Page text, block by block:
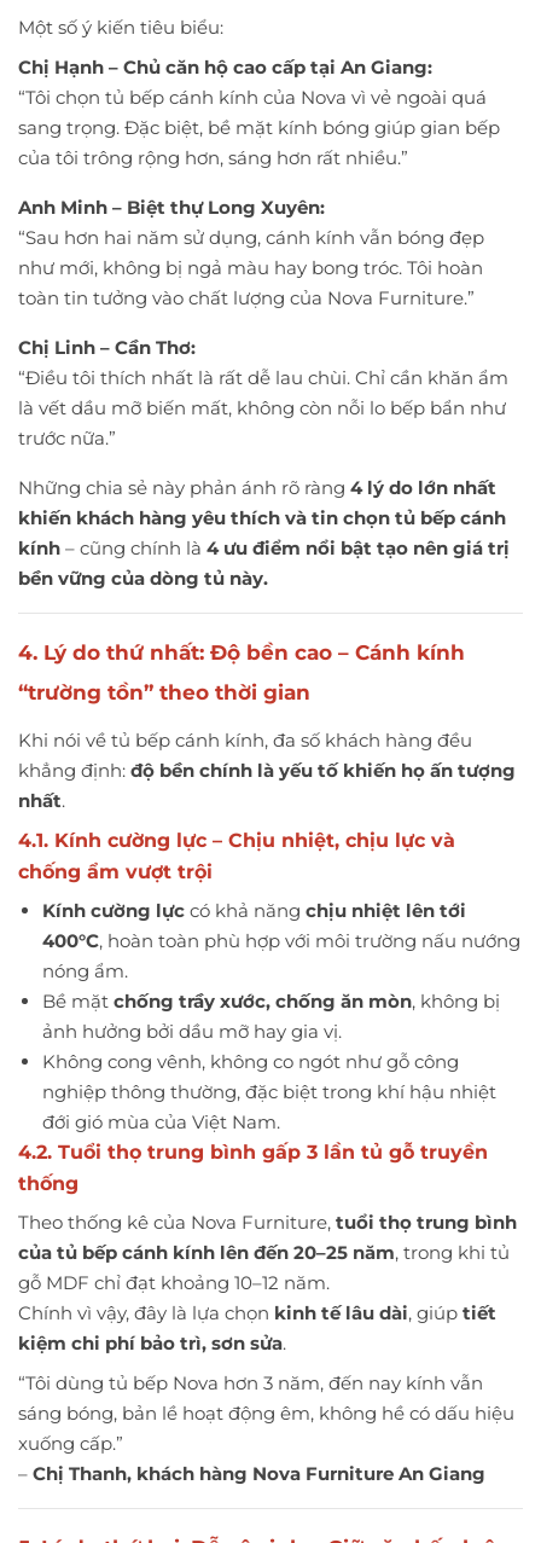
Một số ý kiến tiêu biểu:
Chị Hạnh – Chủ căn hộ cao cấp tại An Giang:
“Tôi chọn tủ bếp cánh kính của Nova vì vẻ ngoài quá
sang trọng. Đặc biệt, bề mặt kính bóng giúp gian bếp
của tôi trông rộng hơn, sáng hơn rất nhiều.”
Anh Minh – Biệt thự Long Xuyên:
“Sau hơn hai năm sử dụng, cánh kính vẫn bóng đẹp
như mới, không bị ngả màu hay bong tróc. Tôi hoàn
toàn tin tưởng vào chất lượng của Nova Furniture.”
Chị Linh – Cần Thơ:
“Điều tôi thích nhất là rất dễ lau chùi. Chỉ cần khăn ẩm
là vết dầu mỡ biến mất, không còn nỗi lo bếp bẩn như
trước nữa.”
Những chia sẻ này phản ánh rõ ràng 4 lý do lớn nhất
khiến khách hàng yêu thích và tin chọn tủ bếp cánh
kính – cũng chính là 4 ưu điểm nổi bật tạo nên giá trị
bền vững của dòng tủ này.
4. Lý do thứ nhất: Độ bền cao – Cánh kính
“trường tồn” theo thời gian
Khi nói về tủ bếp cánh kính, đa số khách hàng đều
khẳng định: độ bền chính là yếu tố khiến họ ấn tượng
nhất.
4.1. Kính cường lực – Chịu nhiệt, chịu lực và
chống ẩm vượt trội
Kính cường lực có khả năng chịu nhiệt lên tới
400°C, hoàn toàn phù hợp với môi trường nấu nướng
nóng ẩm.
Bề mặt chống trầy xước, chống ăn mòn, không bị
ảnh hưởng bởi dầu mỡ hay gia vị.
Không cong vênh, không co ngót như gỗ công
nghiệp thông thường, đặc biệt trong khí hậu nhiệt
đới gió mùa của Việt Nam.
4.2. Tuổi thọ trung bình gấp 3 lần tủ gỗ truyền
thống
Theo thống kê của Nova Furniture, tuổi thọ trung bình
của tủ bếp cánh kính lên đến 20–25 năm, trong khi tủ
gỗ MDF chỉ đạt khoảng 10–12 năm.
Chính vì vậy, đây là lựa chọn kinh tế lâu dài, giúp tiết
kiệm chi phí bảo trì, sơn sửa.
“Tôi dùng tủ bếp Nova hơn 3 năm, đến nay kính vẫn
sáng bóng, bản lề hoạt động êm, không hề có dấu hiệu
xuống cấp.”
– Chị Thanh, khách hàng Nova Furniture An Giang